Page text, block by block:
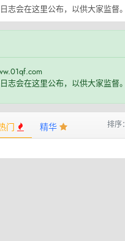
志会在这里公布，以供大家监督。
志会在这里公布，以供大家监督。
门 精华 排序：